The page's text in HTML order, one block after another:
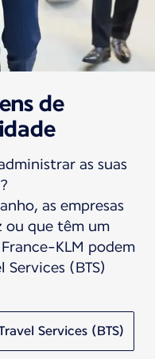
de
as suas
as empresas
ou que têm um
KLM podem
Services (BTS)
Services (BTS)